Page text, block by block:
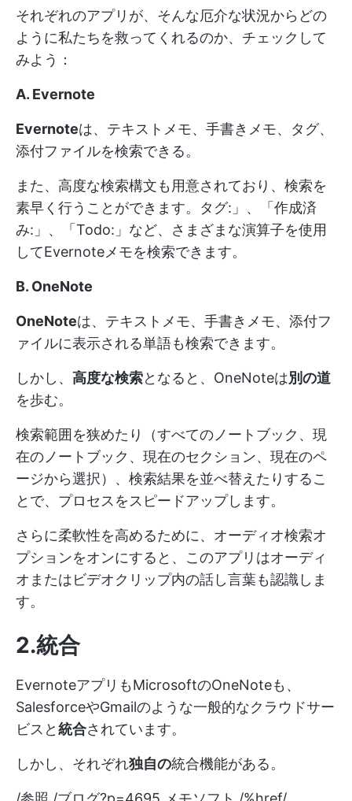
それぞれのアプリが、そんな厄介な状況からどの
ように私たちを救ってくれるのか、チェックして
みよう：
A. Evernote
Evernoteは、テキストメモ、手書きメモ、タグ、
添付ファイルを検索できる。
また、高度な検索構文も用意されており、検索を
素早く行うことができます。タグ:」、「作成済
み:」、「Todo:」など、さまざまな演算子を使用
してEvernoteメモを検索できます。
B. OneNote
OneNoteは、テキストメモ、手書きメモ、添付フ
ァイルに表示される単語も検索できます。
しかし、 高度な検索となると、OneNoteは別の道
を歩む。
検索範囲を狭めたり（すべてのノートブック、現
在のノートブック、現在のセクション、現在のペ
ージから選択）、検索結果を並べ替えたりするこ
とで、プロセスをスピードアップします。
さらに柔軟性を高めるために、オーディオ検索オ
プションをオンにすると、このアプリはオーディ
オまたはビデオクリップ内の話し言葉も認識しま
す。
2.統合
EvernoteアプリもMicrosoftのOneNoteも、
SalesforceやGmailのような一般的なクラウドサー
ビスと統合されています。
しかし、それぞれ独自の統合機能がある。